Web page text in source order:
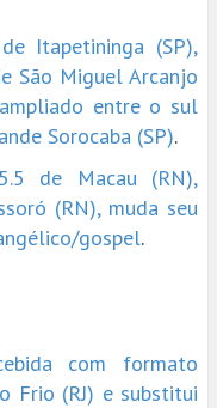
Itapetininga (SP),
São Miguel Arcanjo
entre o sul
Sorocaba (SP).
de Macau (RN),
(RN), muda seu
gospel.
com formato
Frio (RJ) e substitui